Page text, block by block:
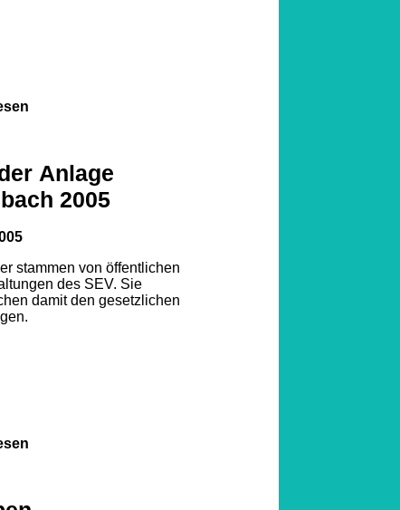
Anlage
2005
stammen von öffentlichen
des SEV. Sie
damit den gesetzlichen